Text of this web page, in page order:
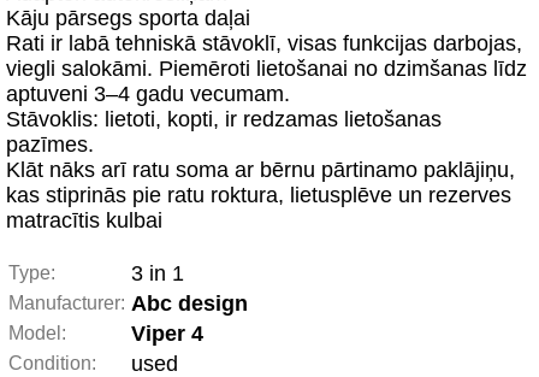
Kāju pārsegs sporta daļai
Rati ir labā tehniskā stāvoklī, visas funkcijas darbojas,
viegli salokāmi. Piemēroti lietošanai no dzimšanas līdz
aptuveni 3–4 gadu vecumam.
Stāvoklis: lietoti, kopti, ir redzamas lietošanas
pazīmes.
Klāt nāks arī ratu soma ar bērnu pārtinamo paklājiņu,
kas stiprinās pie ratu roktura, lietusplēve un rezerves
matracītis kulbai
Type: 3 in 1
Manufacturer: Abc design
Model: Viper 4
Condition: used